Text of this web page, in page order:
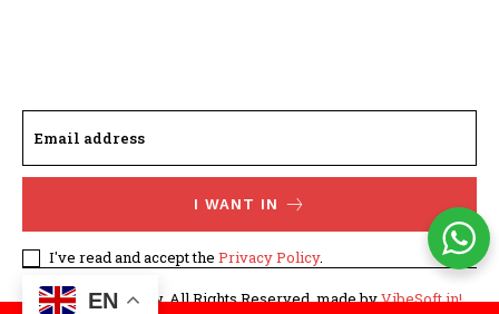
I WANT IN
I've read and accept the Privacy Policy.
©WhatTodayNew. All Rights Reserved. made byVibeSoft.in!
EN